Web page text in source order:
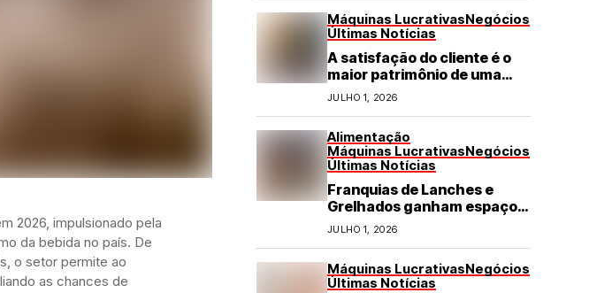
2026, impulsionado pela
da bebida no país. De
o setor permite ao
as chances de
Máquinas LucrativasNegócios
Últimas Notícias
A satisfação do cliente é o
maior patrimônio de uma
franquia
JULHO 1, 2026
Alimentação
Máquinas LucrativasNegócios
Últimas Notícias
Franquias de Lanches e
Grelhados ganham espaço
com demanda por refeições
rápidas e de qualidade
JULHO 1, 2026
Máquinas LucrativasNegócios
Últimas Notícias